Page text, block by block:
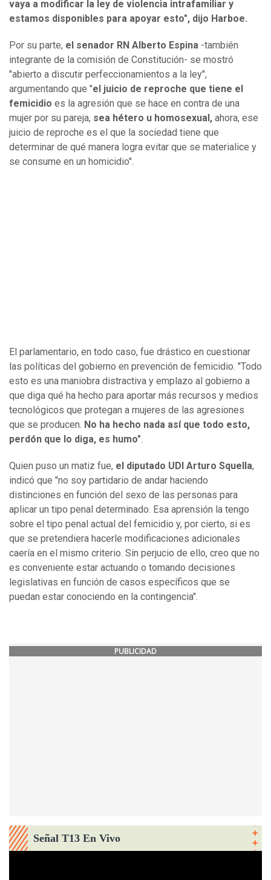
vaya a modificar la ley de violencia intrafamiliar y
estamos disponibles para apoyar esto", dijo Harboe.
Por su parte, el senador RN Alberto Espina -también
integrante de la comisión de Constitución- se mostró
"abierto a discutir perfeccionamientos a la ley",
argumentando que "el juicio de reproche que tiene el
femicidio es la agresión que se hace en contra de una
mujer por su pareja, sea hétero u homosexual, ahora, ese
juicio de reproche es el que la sociedad tiene que
determinar de qué manera logra evitar que se materialice y
se consume en un homicidio".
El parlamentario, en todo caso, fue drástico en cuestionar
las políticas del gobierno en prevención de femicidio. "Todo
esto es una maniobra distractiva y emplazo al gobierno a
que diga qué ha hecho para aportar más recursos y medios
tecnológicos que protegan a mujeres de las agresiones
que se producen. No ha hecho nada así que todo esto,
perdón que lo diga, es humo".
Quien puso un matiz fue, el diputado UDI Arturo Squella,
indicó que "no soy partidario de andar haciendo
distinciones en función del sexo de las personas para
aplicar un tipo penal determinado. Esa aprensión la tengo
sobre el tipo penal actual del femicidio y, por cierto, si es
que se pretendiera hacerle modificaciones adicionales
caería en el mismo criterio. Sin perjucio de ello, creo que no
es conveniente estar actuando o tomando decisiones
legislativas en función de casos específicos que se
puedan estar conociendo en la contingencia".
PUBLICIDAD
Señal T13 En Vivo